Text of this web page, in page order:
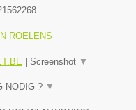
ROELENS
Screenshot ▼
NODIG ? ▼